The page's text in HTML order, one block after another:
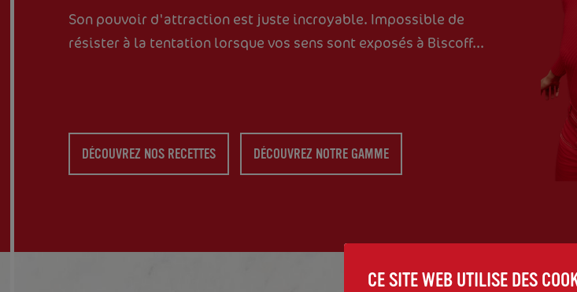
Son pouvoir d'attraction est juste incroyable. Impossible de
résister à la tentation lorsque vos sens sont exposés à Biscoff...
DÉCOUVREZ NOS RECETTES DÉCOUVREZ NOTRE GAMME
CE SITE WEB UTILISE DES